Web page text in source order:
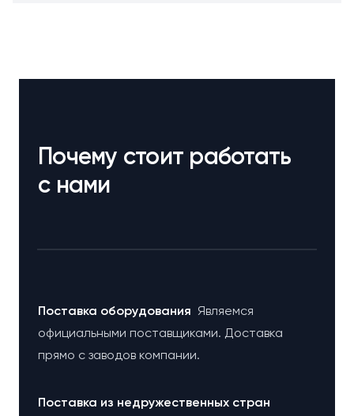
Почему стоит работать
с нами
Поставка оборудования Являемся
официальными поставщиками. Доставка
прямо с заводов компании.
Поставка из недружественных стран